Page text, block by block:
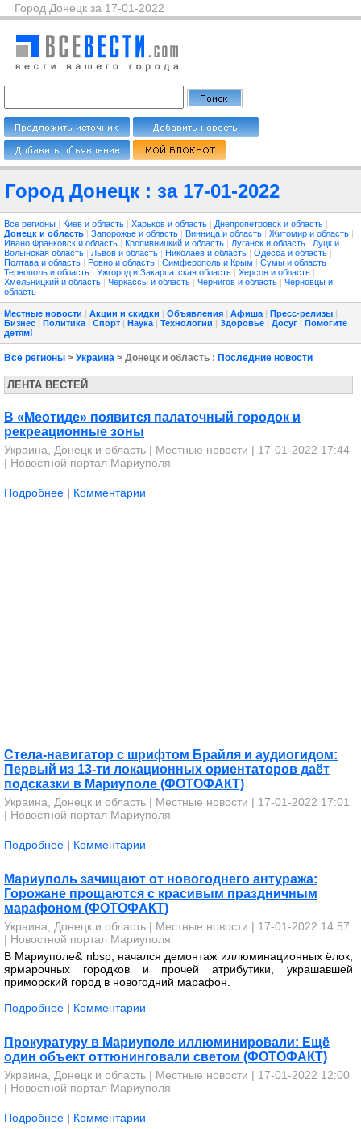
Город Донецк за 17-01-2022
Город Донецк : за 17-01-2022
Все регионы | Киев и область | Харьков и область | Днепропетровск и область |
Донецк и область | Запорожье и область | Винница и область | Житомир и область |
Ивано Франковск и область | Кропивницкий и область | Луганск и область | Луцк и
Волынская область | Львов и область | Николаев и область | Одесса и область |
Полтава и область | Ровно и область | Симферополь и Крым | Сумы и область |
Тернополь и область | Ужгород и Закарпатская область | Херсон и область |
Хмельницкий и область | Черкассы и область | Чернигов и область | Черновцы и
область
Местные новости | Акции и скидки | Объявления | Афиша | Пресс-релизы |
Бизнес | Политика | Спорт | Наука | Технологии | Здоровье | Досуг | Помогите
детям!
Все регионы > Украина > Донецк и область : Последние новости
ЛЕНТА ВЕСТЕЙ
В «Меотиде» появится палаточный городок и
рекреационные зоны
Украина, Донецк и область | Местные новости | 17-01-2022 17:44
| Новостной портал Мариуполя
Подробнее | Комментарии
Стела-навигатор с шрифтом Брайля и аудиогидом:
Первый из 13-ти локационных ориентаторов даёт
подсказки в Мариуполе (ФОТОФАКТ)
Украина, Донецк и область | Местные новости | 17-01-2022 17:01
| Новостной портал Мариуполя
Подробнее | Комментарии
Мариуполь зачищают от новогоднего антуража:
Горожане прощаются с красивым праздничным
марафоном (ФОТОФАКТ)
Украина, Донецк и область | Местные новости | 17-01-2022 14:57
| Новостной портал Мариуполя
В Мариуполе& nbsp; начался демонтаж иллюминационных ёлок,
ярмарочных городков и прочей атрибутики, украшавшей
приморский город в новогодний марафон.
Подробнее | Комментарии
Прокуратуру в Мариуполе иллюминировали: Ещё
один объект оттюнинговали светом (ФОТОФАКТ)
Украина, Донецк и область | Местные новости | 17-01-2022 12:00
| Новостной портал Мариуполя
Подробнее | Комментарии